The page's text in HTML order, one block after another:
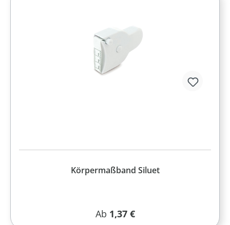
Körpermaßband Siluet
Regulärer Preis:
Ab 1,37 €